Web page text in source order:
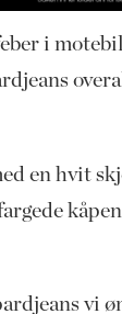
i
en hvit
vi